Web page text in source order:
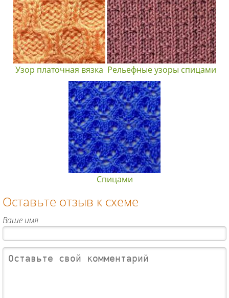
Узор платочная вязка Рельефные узоры спицами
Спицами
Оставьте отзыв к схеме
Ваше имя